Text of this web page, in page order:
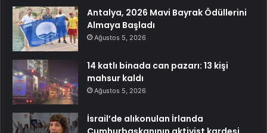
Antalya, 2026 Mavi Bayrak Ödüllerini
Almaya Başladı
Ağustos 5, 2026
14 katlı binada can pazarı: 13 kişi
mahsur kaldı
Ağustos 5, 2026
İsrail’de alıkonulan İrlanda